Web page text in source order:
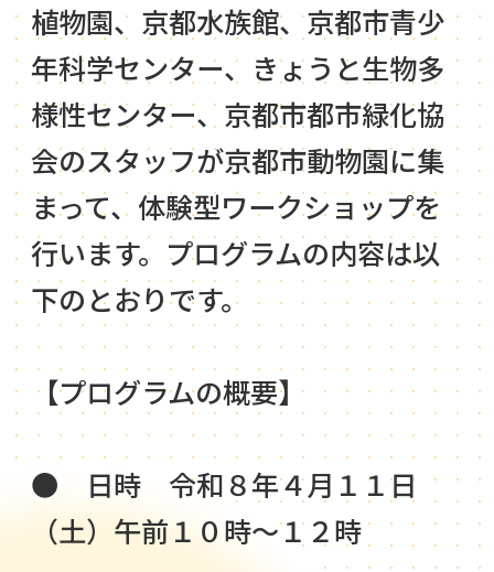
植物園、京都水族館、京都市青少
年科学センター、きょうと生物多
様性センター、京都市都市緑化協
会のスタッフが京都市動物園に集
まって、体験型ワークショップを
行います。プログラムの内容は以
下のとおりです。
【プログラムの概要】
● 日時 令和８年４月１１日
（土）午前１０時～１２時